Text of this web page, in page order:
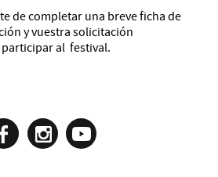
de completar una breve ficha de
y vuestra solicitación
participar al festival.